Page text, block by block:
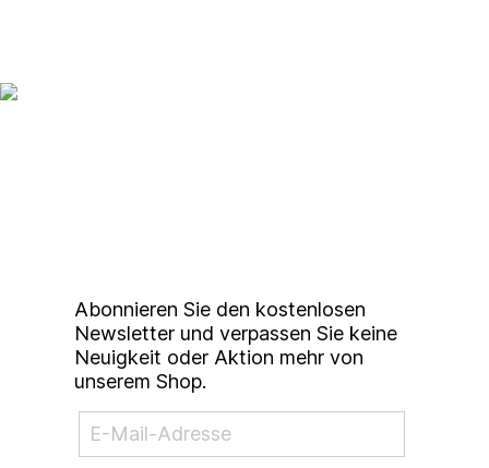
Abonnieren Sie den kostenlosen
Newsletter und verpassen Sie keine
Neuigkeit oder Aktion mehr von
unserem Shop.